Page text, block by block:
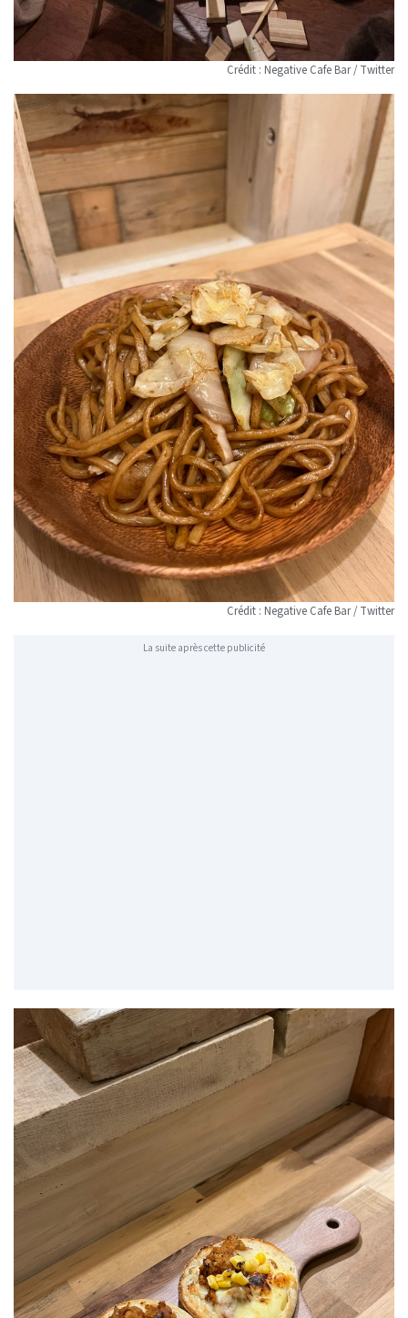
Crédit : Negative Cafe Bar / Twitter
Crédit : Negative Cafe Bar / Twitter
La suite après cette publicité